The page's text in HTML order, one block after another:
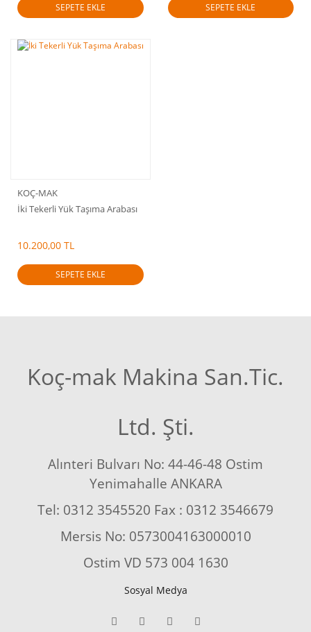
SEPETE EKLE SEPETE EKLE
KOÇ-MAK
İki Tekerli Yük Taşıma Arabası
10.200,00 TL
SEPETE EKLE
Koç-mak Makina San.Tic.
Ltd. Şti.
Alınteri Bulvarı No: 44-46-48 Ostim
Yenimahalle ANKARA
Tel: 0312 3545520 Fax : 0312 3546679
Mersis No: 0573004163000010
Ostim VD 573 004 1630
Sosyal Medya